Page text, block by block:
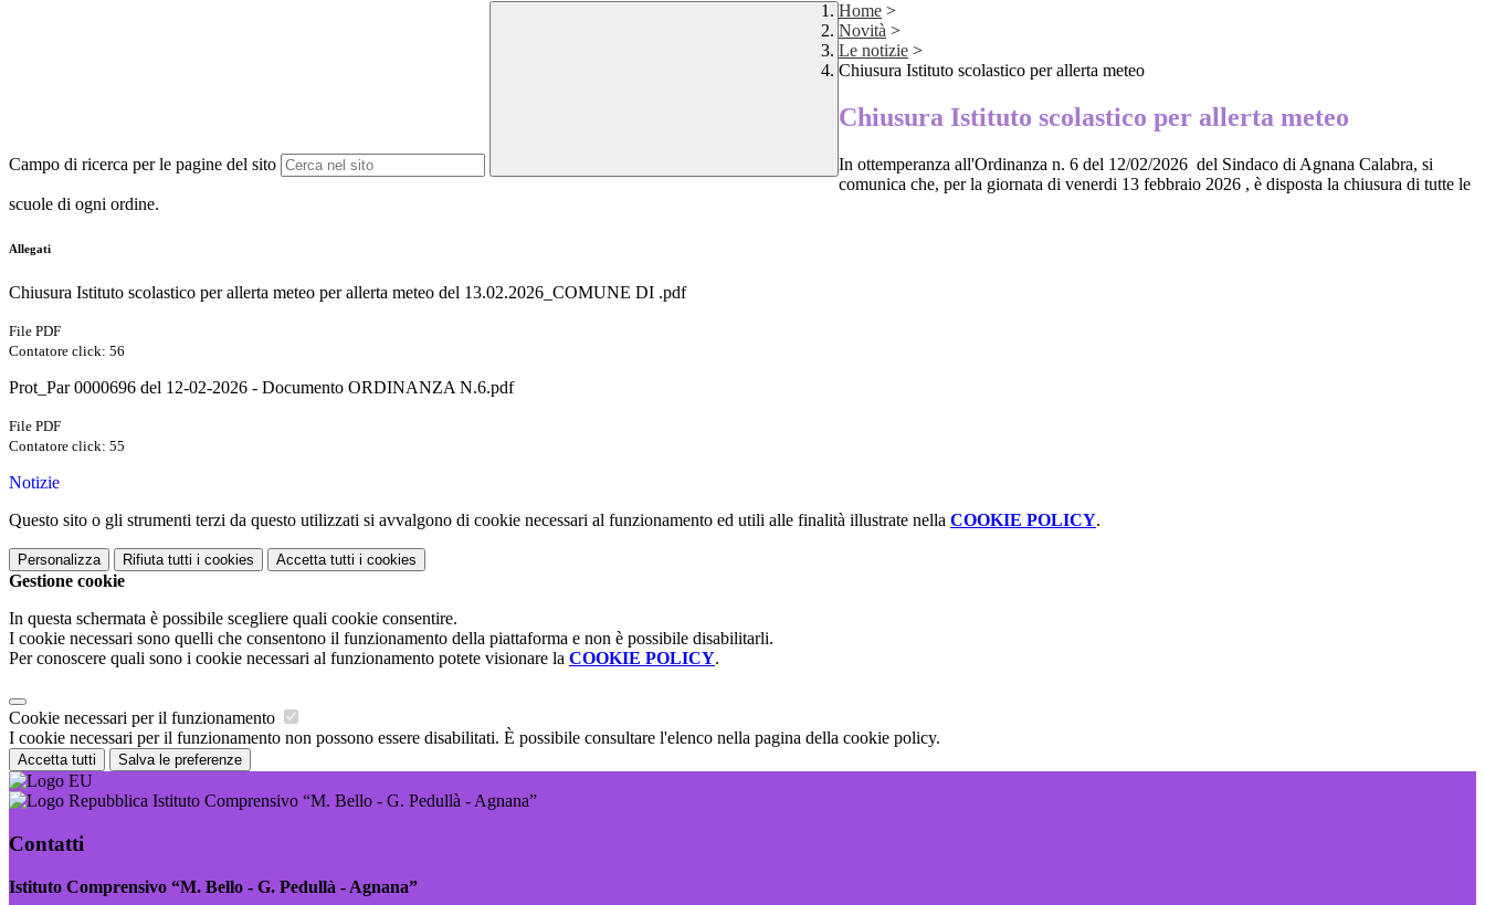
Campo di ricerca per le pagine del sito
Home >
Novità >
Le notizie >
Chiusura Istituto scolastico per allerta meteo
Chiusura Istituto scolastico per allerta meteo
In ottemperanza all'Ordinanza n. 6 del 12/02/2026 del Sindaco di Agnana Calabra, si
comunica che, per la giornata di venerdi 13 febbraio 2026 , è disposta la chiusura di tutte le
scuole di ogni ordine.
Allegati
Chiusura Istituto scolastico per allerta meteo per allerta meteo del 13.02.2026_COMUNE DI .pdf
File PDF
Contatore click: 56
Prot_Par 0000696 del 12-02-2026 - Documento ORDINANZA N.6.pdf
File PDF
Contatore click: 55
Notizie
Questo sito o gli strumenti terzi da questo utilizzati si avvalgono di cookie necessari al funzionamento ed utili alle finalità illustrate nella COOKIE POLICY.
Personalizza Rifiuta tutti i cookies Accetta tutti i cookies
Gestione cookie
In questa schermata è possibile scegliere quali cookie consentire.
I cookie necessari sono quelli che consentono il funzionamento della piattaforma e non è possibile disabilitarli.
Per conoscere quali sono i cookie necessari al funzionamento potete visionare la COOKIE POLICY.
Cookie necessari per il funzionamento
I cookie necessari per il funzionamento non possono essere disabilitati. È possibile consultare l'elenco nella pagina della cookie policy.
Accetta tutti Salva le preferenze
Istituto Comprensivo “M. Bello - G. Pedullà - Agnana”
Contatti
Istituto Comprensivo “M. Bello - G. Pedullà - Agnana”